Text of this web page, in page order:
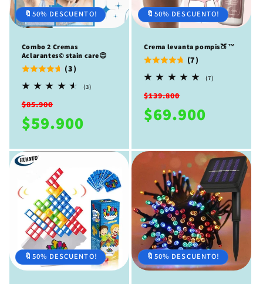
🔖50% DESCUENTO!
Combo 2 Cremas
Aclarantes©️ stain care😍
(3)
(3)3
Precio
habitual
$85.900
de
oferta
$59.900
🔖50% DESCUENTO!
Crema levanta pompis🍑™
(7)
(7)7
Precio
habitual
$139.800
de
oferta
$69.900
🔖50% DESCUENTO! 🔖50% DESCUENTO!